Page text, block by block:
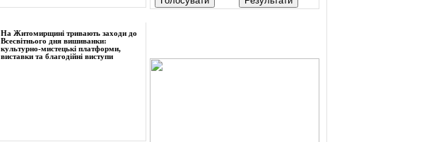
На Житомирщині тривають заходи до
Всесвітнього дня вишиванки:
культурно-мистецькі платформи,
виставки та благодійні виступи